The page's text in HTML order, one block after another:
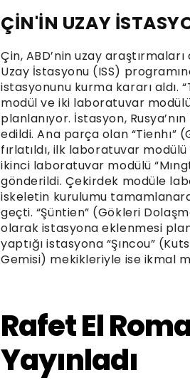
ÇİN'İN UZAY
Çin, ABD’nin uzay
Uzay İstasyonu (ISS)
istasyonunu kurma kararı aldı.
modül ve iki laboratuvar
planlanıyor. İstasyon,
edildi. Ana parça olan “Tienhı”
fırlatıldı, ilk laboratuvar
ikinci laboratuvar modülü
gönderildi. Çekirdek modüle
iskeletin kurulumu
geçti. “Şüntien” (Gökleri
olarak istasyona eklenmesi
yaptığı istasyona “Şıncou”
Gemisi) mekikleriyle ise ikmal